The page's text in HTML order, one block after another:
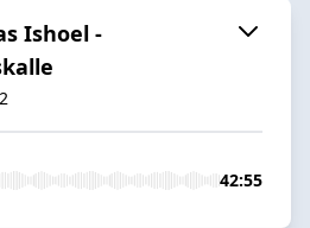
Ishoel -
42:55